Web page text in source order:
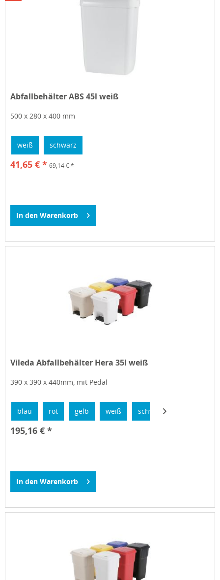
Abfallbehälter ABS 45l weiß
500 x 280 x 400 mm
weiß schwarz
41,65 € * 69,14 € *
In den Warenkorb
Vileda Abfallbehälter Hera 35l weiß
390 x 390 x 440mm, mit Pedal
blau rot gelb weiß schwarz
195,16 € *
In den Warenkorb